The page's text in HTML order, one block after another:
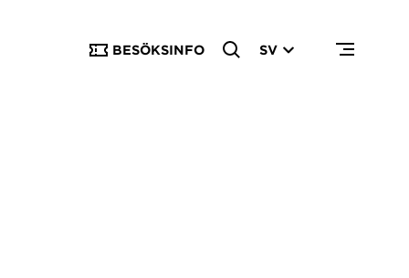
BESÖKSINFO SV